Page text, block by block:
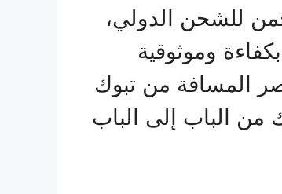
للشحن الدولي،
وموثوقية
المسافة من تبوك
الباب إلى الباب